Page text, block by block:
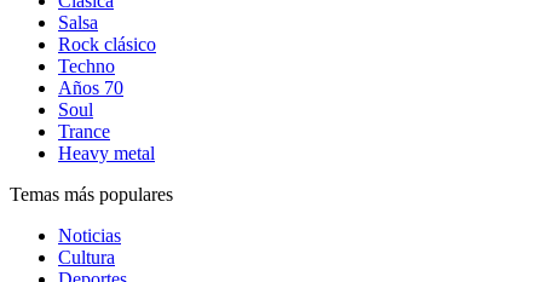
Salsa
Rock clásico
Techno
Años 70
Soul
Trance
Heavy metal
Temas más populares
Noticias
Cultura